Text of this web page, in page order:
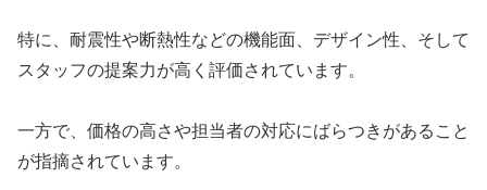
特に、耐震性や断熱性などの機能面、デザイン性、そして
スタッフの提案力が高く評価されています。
一方で、価格の高さや担当者の対応にばらつきがあること
が指摘されています。